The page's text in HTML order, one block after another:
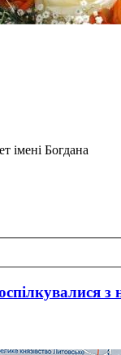
імені Богдана
з